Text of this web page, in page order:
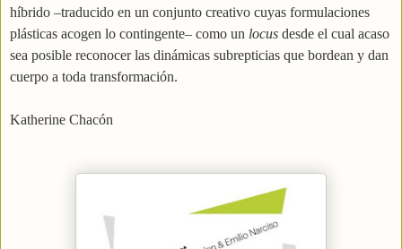
híbrido –traducido en un conjunto creativo cuyas formulaciones
plásticas acogen lo contingente– como un locus desde el cual acaso
sea posible reconocer las dinámicas subrepticias que bordean y dan
cuerpo a toda transformación.
Katherine Chacón